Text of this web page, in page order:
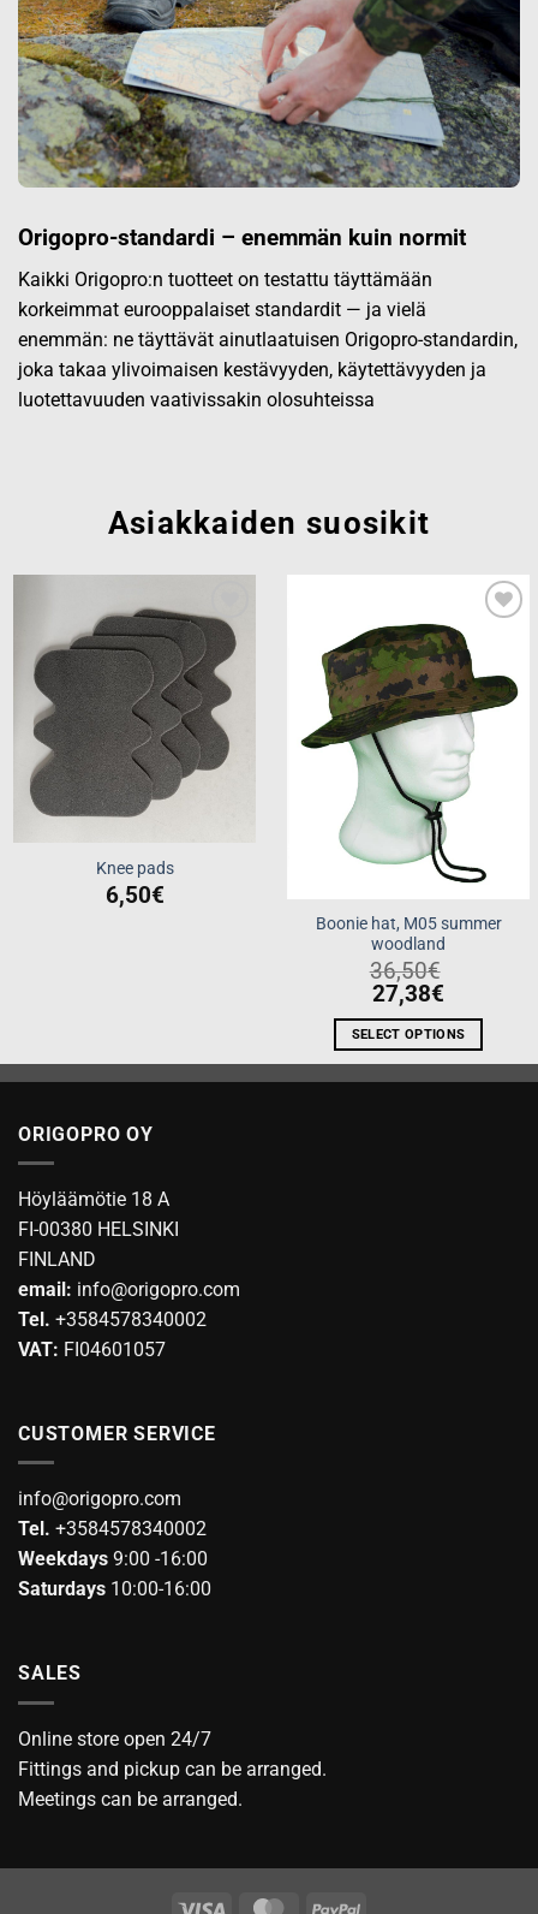
Origopro-standardi – enemmän kuin normit
Kaikki Origopro:n tuotteet on testattu täyttämään
korkeimmat eurooppalaiset standardit — ja vielä
enemmän: ne täyttävät ainutlaatuisen Origopro-standardin,
joka takaa ylivoimaisen kestävyyden, käytettävyyden ja
luotettavuuden vaativissakin olosuhteissa
Asiakkaiden suosikit
Add to
wishlist
Knee pads
6,50€
wishlist
Boonie hat, M05 summer
woodland
36,50€
27,38€
SELECT OPTIONS
This
product
ORIGOPRO OY
Höyläämötie 18 A
FI-00380 HELSINKI
FINLAND
email: info@origopro.com
Tel. +3584578340002
VAT: FI04601057
CUSTOMER SERVICE
info@origopro.com
Tel. +3584578340002
Weekdays 9:00 -16:00
Saturdays 10:00-16:00
SALES
Online store open 24/7
Fittings and pickup can be arranged.
Meetings can be arranged.
Visa MasterCardPayPal